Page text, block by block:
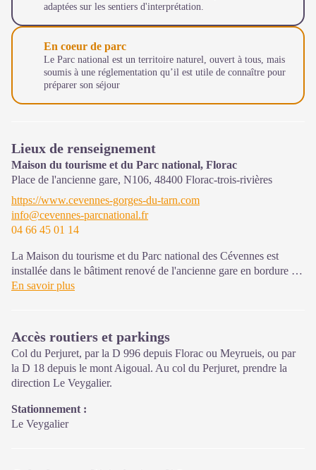
adaptées sur les sentiers d'interprétation.
En coeur de parc
Le Parc national est un territoire naturel, ouvert à tous, mais
soumis à une réglementation qu’il est utile de connaître pour
préparer son séjour
Lieux de renseignement
Maison du tourisme et du Parc national, Florac
Place de l'ancienne gare, N106, 48400 Florac-trois-rivières
https://www.cevennes-gorges-du-tarn.com
info@cevennes-parcnational.fr
04 66 45 01 14
La Maison du tourisme et du Parc national des Cévennes est
installée dans le bâtiment renové de l'ancienne gare en bordure de
la N106. C'est un espace , d’accueil, d'information et de
de l'office de tourisme et du Parc.
Une expo interactive présente le Parc national des Cévennes et
ses actions.
Sur place : Une boutique, librairie découverte et produits siglés
PNC.
Ouvert toute l'année (se renseigner sur les jours et horaires en
saison hivernale).
En savoir plus
Accès routiers et parkings
Col du Perjuret, par la D 996 depuis Florac ou Meyrueis, ou par
la D 18 depuis le mont Aigoual. Au col du Perjuret, prendre la
direction Le Veygalier.
Stationnement :
Le Veygalier